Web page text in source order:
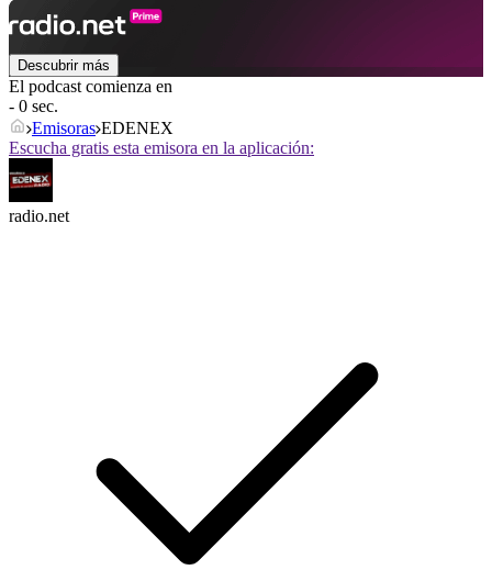
Descubrir más
El podcast comienza en
- 0 sec.
Emisoras EDENEX
Escucha gratis esta emisora en la aplicación:
radio.net